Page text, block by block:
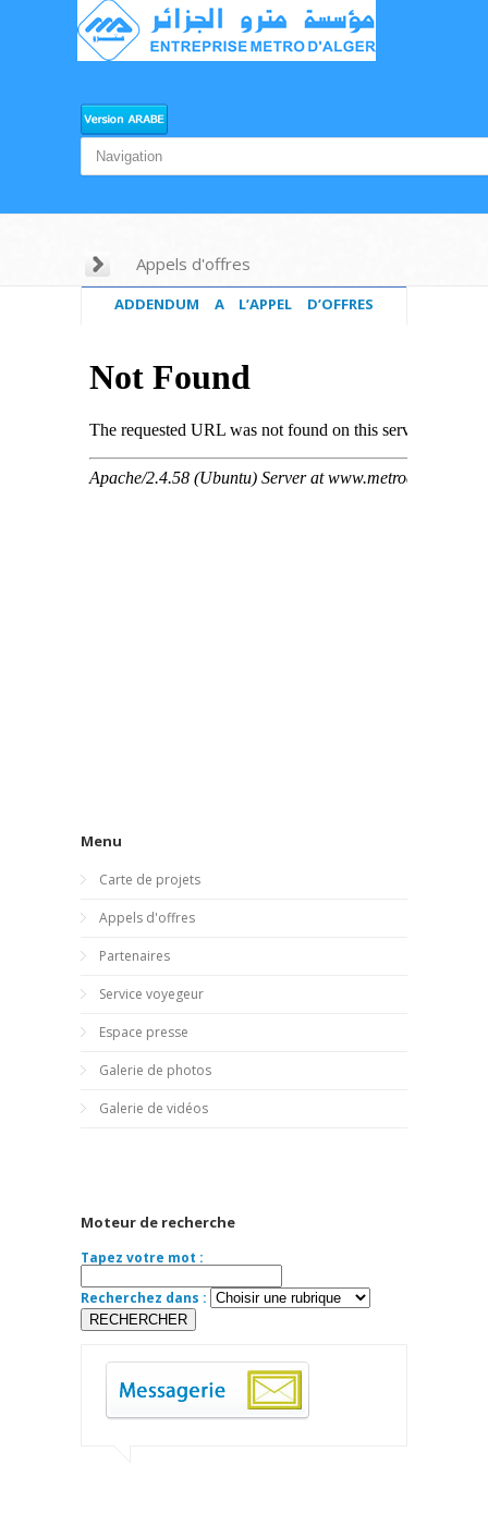
Appels d'offres
ADDENDUM A L’APPEL D’OFFRES
Menu
Carte de projets
Appels d'offres
Partenaires
Service voyegeur
Espace presse
Galerie de photos
Galerie de vidéos
Moteur de recherche
Tapez votre mot :
Recherchez dans :